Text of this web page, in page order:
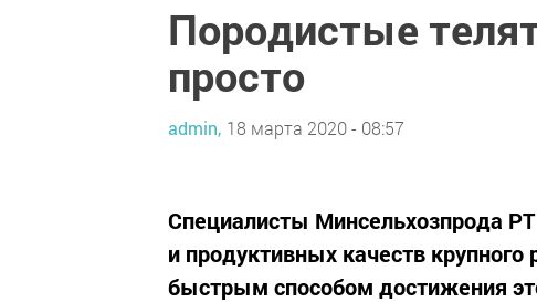
Породистые
просто
admin, 18 марта 2020 - 08:57
Специалисты Минсельхозпрода
и продуктивных качеств
быстрым способом достижения